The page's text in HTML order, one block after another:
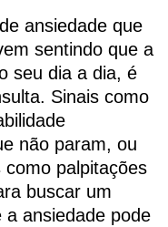
ansiedade que
sentindo que a
seu dia a dia, é
Sinais como
não param, ou
palpitações
buscar um
ansiedade pode